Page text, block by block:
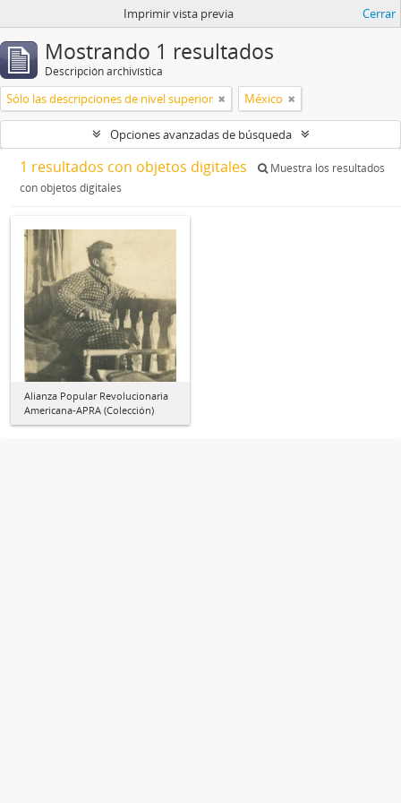
Imprimir vista previa Cerrar
Mostrando 1 resultados
Descripción archivística
Sólo las descripciones de nivel superior México
Opciones avanzadas de búsqueda
1 resultados con objetos digitales
Muestra los resultados
con objetos digitales
Alianza Popular Revolucionaria
Americana-APRA (Colección)